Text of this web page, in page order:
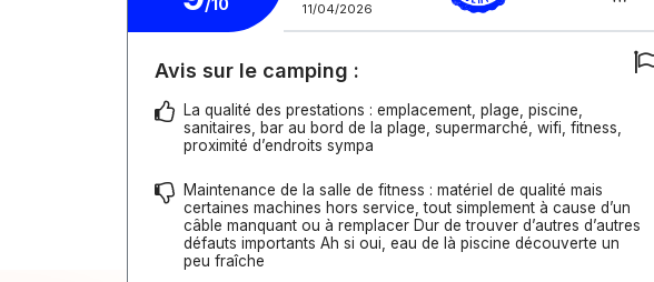
11/04/2026
Avis sur le camping :
La qualité des prestations : emplacement, plage, piscine,
sanitaires, bar au bord de la plage, supermarché, wifi, fitness,
proximité d’endroits sympa
Maintenance de la salle de fitness : matériel de qualité mais
certaines machines hors service, tout simplement à cause d’un
câble manquant ou à remplacer Dur de trouver d’autres d’autres
défauts importants Ah si oui, eau de là piscine découverte un
peu fraîche